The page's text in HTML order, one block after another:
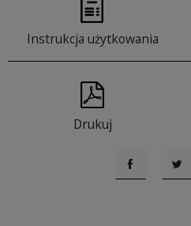
Instrukcja użytkowania
Drukuj
Udostępnij